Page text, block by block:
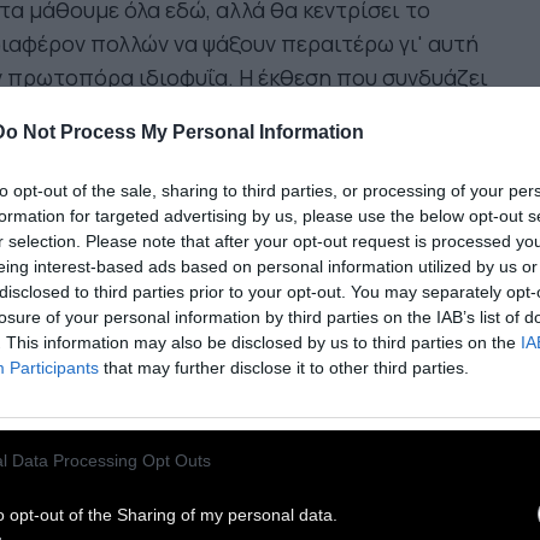
Not Process My Personal Information
opt-out of the sale, sharing to third parties, or processing of your
for targeted advertising by us, please use the below opt-out
selection. Please note that after your opt-out request is processed
interest-based ads based on personal information utilized by us
to third parties prior to your opt-out. You may separately
of your personal information by third parties on the IAB’s list of
This information may also be disclosed by us to third parties on the
Participants that may further disclose it to other third parties.
Data Processing Opt Outs
opt-out of the Sharing of my personal data.
μάθουμε όλα εδώ, αλλά θα κεντρίσει το
πολλών να ψάξουν περαιτέρω γι' αυτή
πρωτοπόρα ιδιοφυΐα. Η έκθεση που συνδυάζει
συν-δημιουργία των Frida Kahlo Corporation
της Layers of Reality, Ισπανικού Centre of
Arts
από τις στάσεις στην έκθεση:
LA ROSITA: Η παραδοσιακή μεξικανική
τους μαθητές της να γνωρίσουν το
και τις παραδόσεις της χώρας τους και
τον τοίχο της La Rosita